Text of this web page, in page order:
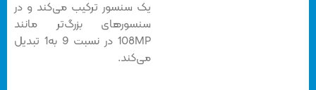
یک سنسور ترکیب می‌کند و در
سنسورهای بزرگ‌تر مانند
108MP در نسبت 9 به1 تبدیل
می‌کند.